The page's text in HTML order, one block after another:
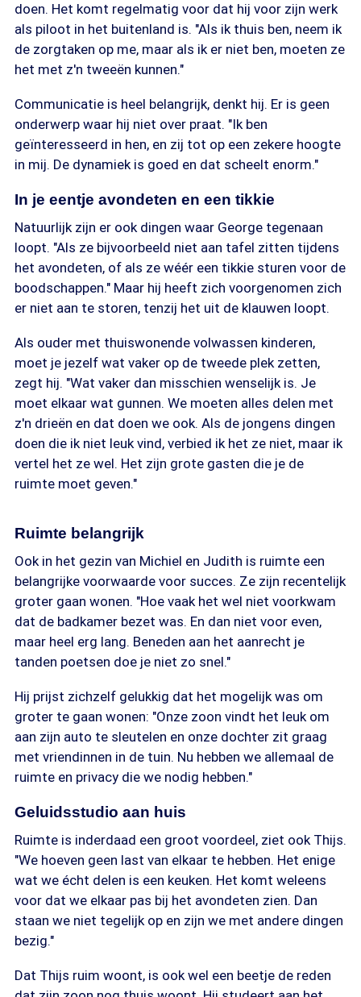
doen. Het komt regelmatig voor dat hij voor zijn werk
als piloot in het buitenland is. "Als ik thuis ben, neem ik
de zorgtaken op me, maar als ik er niet ben, moeten ze
het met z'n tweeën kunnen."
Communicatie is heel belangrijk, denkt hij. Er is geen
onderwerp waar hij niet over praat. "Ik ben
geïnteresseerd in hen, en zij tot op een zekere hoogte
in mij. De dynamiek is goed en dat scheelt enorm."
In je eentje avondeten en een tikkie
Natuurlijk zijn er ook dingen waar George tegenaan
loopt. "Als ze bijvoorbeeld niet aan tafel zitten tijdens
het avondeten, of als ze wéér een tikkie sturen voor de
boodschappen." Maar hij heeft zich voorgenomen zich
er niet aan te storen, tenzij het uit de klauwen loopt.
Als ouder met thuiswonende volwassen kinderen,
moet je jezelf wat vaker op de tweede plek zetten,
zegt hij. "Wat vaker dan misschien wenselijk is. Je
moet elkaar wat gunnen. We moeten alles delen met
z'n drieën en dat doen we ook. Als de jongens dingen
doen die ik niet leuk vind, verbied ik het ze niet, maar ik
vertel het ze wel. Het zijn grote gasten die je de
ruimte moet geven."
Ruimte belangrijk
Ook in het gezin van Michiel en Judith is ruimte een
belangrijke voorwaarde voor succes. Ze zijn recentelijk
groter gaan wonen. "Hoe vaak het wel niet voorkwam
dat de badkamer bezet was. En dan niet voor even,
maar heel erg lang. Beneden aan het aanrecht je
tanden poetsen doe je niet zo snel."
Hij prijst zichzelf gelukkig dat het mogelijk was om
groter te gaan wonen: "Onze zoon vindt het leuk om
aan zijn auto te sleutelen en onze dochter zit graag
met vriendinnen in de tuin. Nu hebben we allemaal de
ruimte en privacy die we nodig hebben."
Geluidsstudio aan huis
Ruimte is inderdaad een groot voordeel, ziet ook Thijs.
"We hoeven geen last van elkaar te hebben. Het enige
wat we écht delen is een keuken. Het komt weleens
voor dat we elkaar pas bij het avondeten zien. Dan
staan we niet tegelijk op en zijn we met andere dingen
bezig."
Dat Thijs ruim woont, is ook wel een beetje de reden